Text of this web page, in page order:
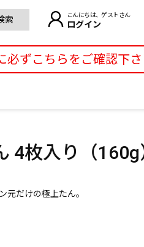
索 こんにちは、ゲストさん
ログイン
ずこちらをご確認下さ
4枚入り（160g
元だけの極上たん。